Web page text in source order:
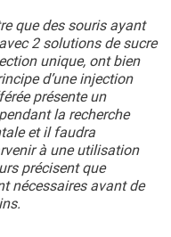
que des souris ayant
2 solutions de sucre
unique, ont bien
d’une injection
présente un
la recherche
et il faudra
à une utilisation
précisent que
nécessaires avant de